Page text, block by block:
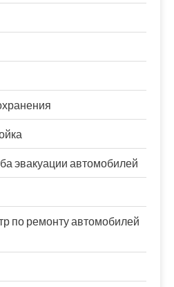
эвакуации автомобилей
по ремонту автомобилей